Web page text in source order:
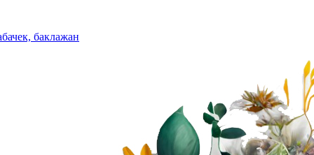
баклажан